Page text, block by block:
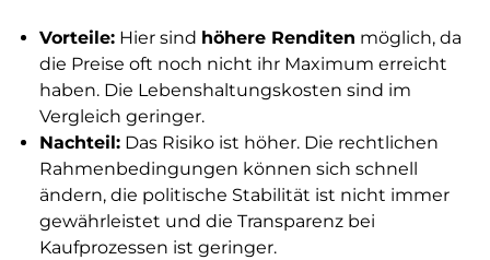
Vorteile: Hier sind höhere Renditen möglich, da
die Preise oft noch nicht ihr Maximum erreicht
haben. Die Lebenshaltungskosten sind im
Vergleich geringer.
Nachteil: Das Risiko ist höher. Die rechtlichen
Rahmenbedingungen können sich schnell
ändern, die politische Stabilität ist nicht immer
gewährleistet und die Transparenz bei
Kaufprozessen ist geringer.